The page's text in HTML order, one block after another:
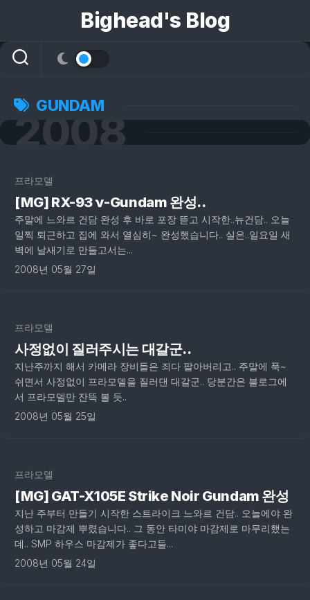
Bighead's Blog
GUNDAM
2008
프라모델
[MG] RX-93 ν-Gundam 완성..
주말에 느와르 건담 완성 후 바로 포장 뜯고 시작한..뉴건담.. 오늘
일찍 퇴근하고 집에 와서 열심히~ 완성했습니다.. 실은..일요일 새
벽에 날새기로 만들고서는...
2008년 05월 27일
프라모델
사정없이 질러주시는 대갈군..
지난주까지 해서 카메라 장비들은 죄다 팔아버리고.. 주말에 푹~
쉬면서 사정없이 프라모델을 질러댄 대갈군.. 당분간은 블로그에
서 프라모델만 잔뜩 볼 듯..
2008년 05월 25일
프라모델
[MG] GAT-X105E Strike Noir Gundam 완성
지난 주부터 만들기 시작한 스트라이크 느와르 건담.. 오늘에야 완
성하고 마감제 뿌렸습니다.. 그 동안 타미야 마감제로 마무리했는
데.. SMP 하우스 마감제가 좋다고들...
2008년 05월 24일